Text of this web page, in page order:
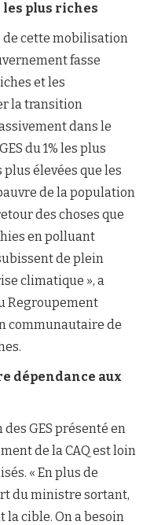
plus riches
de cette mobilisation
fasse
et les
la transition
dans le
du 1% les plus
élevées que les
de la population
des choses que
en polluant
de plein
climatique », a
Regroupement
communautaire de
dépendance aux
GES présenté en
de la CAQ est loin
« En plus de
du ministre sortant,
la cible. On a besoin